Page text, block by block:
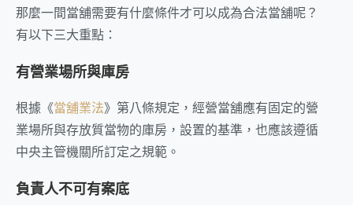
那麼一間當舖需要有什麼條件才可以成為合法當舖呢？
有以下三大重點：
有營業場所與庫房
根據《當舖業法》第八條規定，經營當舖應有固定的營
業場所與存放質當物的庫房，設置的基準，也應該遵循
中央主管機關所訂定之規範。
負責人不可有案底